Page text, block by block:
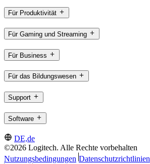
Für Produktivität
Für Gaming und Streaming
Für Business
Für das Bildungswesen
Support
Software
DE,de
©2026 Logitech. Alle Rechte vorbehalten
Nutzungsbedingungen Datenschutzrichtlinien